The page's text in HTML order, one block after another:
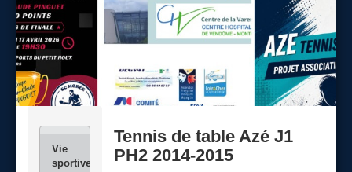
Tennis de table Azé J1
PH2 2014-2015